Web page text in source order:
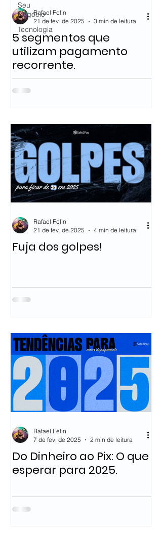
Seu
Negócio
Tecnologia
5 segmentos que
utilizam pagamento
recorrente.
Rafael Felin
21 de fev. de 2025
3 min de leitura
Fuja dos golpes!
Rafael Felin
21 de fev. de 2025
4 min de leitura
Do Dinheiro ao Pix: O que
esperar para 2025.
Rafael Felin
7 de fev. de 2025
2 min de leitura